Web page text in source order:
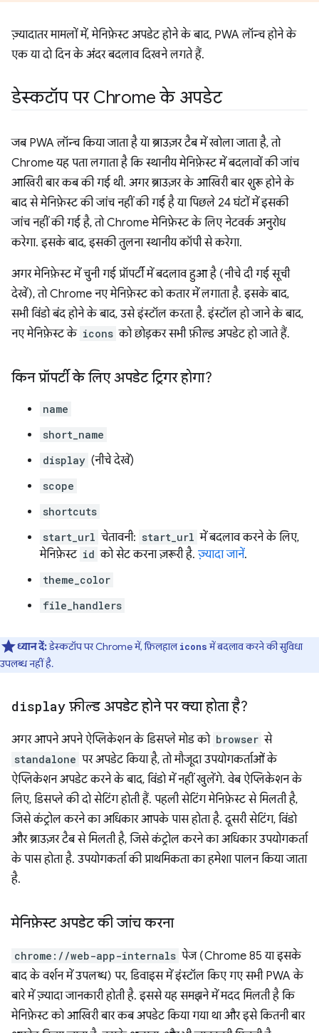
ज़्यादातर मामलों में, मेनिफ़ेस्ट अपडेट होने के बाद, PWA लॉन्च होने के
एक या दो दिन के अंदर बदलाव दिखने लगते हैं.
डेस्कटॉप पर Chrome के अपडेट
जब PWA लॉन्च किया जाता है या ब्राउज़र टैब में खोला जाता है, तो
Chrome यह पता लगाता है कि स्थानीय मेनिफ़ेस्ट में बदलावों की जांच
आखिरी बार कब की गई थी. अगर ब्राउज़र के आखिरी बार शुरू होने के
बाद से मेनिफ़ेस्ट की जांच नहीं की गई है या पिछले 24 घंटों में इसकी
जांच नहीं की गई है, तो Chrome मेनिफ़ेस्ट के लिए नेटवर्क अनुरोध
करेगा. इसके बाद, इसकी तुलना स्थानीय कॉपी से करेगा.
अगर मेनिफ़ेस्ट में चुनी गई प्रॉपर्टी में बदलाव हुआ है (नीचे दी गई सूची
देखें), तो Chrome नए मेनिफ़ेस्ट को कतार में लगाता है. इसके बाद,
सभी विंडो बंद होने के बाद, उसे इंस्टॉल करता है. इंस्टॉल हो जाने के बाद,
नए मेनिफ़ेस्ट के icons को छोड़कर सभी फ़ील्ड अपडेट हो जाते हैं.
किन प्रॉपर्टी के लिए अपडेट ट्रिगर होगा?
name
short_name
display (नीचे देखें)
scope
shortcuts
start_url चेतावनी: start_url में बदलाव करने के लिए,
मेनिफ़ेस्ट id को सेट करना ज़रूरी है. ज़्यादा जानें.
theme_color
file_handlers
ध्यान दें:डेस्कटॉप पर Chrome में, फ़िलहालiconsमें बदलाव करने की सुविधा
उपलब्ध नहीं है.
display फ़ील्ड अपडेट होने पर क्या होता है?
अगर आपने अपने ऐप्लिकेशन के डिसप्ले मोड को browser से
standalone पर अपडेट किया है, तो मौजूदा उपयोगकर्ताओं के
ऐप्लिकेशन अपडेट करने के बाद, विंडो में नहीं खुलेंगे. वेब ऐप्लिकेशन के
लिए, डिसप्ले की दो सेटिंग होती हैं. पहली सेटिंग मेनिफ़ेस्ट से मिलती है,
जिसे कंट्रोल करने का अधिकार आपके पास होता है. दूसरी सेटिंग, विंडो
और ब्राउज़र टैब से मिलती है, जिसे कंट्रोल करने का अधिकार उपयोगकर्ता
के पास होता है. उपयोगकर्ता की प्राथमिकता का हमेशा पालन किया जाता
है.
मेनिफ़ेस्ट अपडेट की जांच करना
chrome://web-app-internals पेज (Chrome 85 या इसके
बाद के वर्शन में उपलब्ध) पर, डिवाइस में इंस्टॉल किए गए सभी PWA के
बारे में ज़्यादा जानकारी होती है. इससे यह समझने में मदद मिलती है कि
मेनिफ़ेस्ट को आखिरी बार कब अपडेट किया गया था और इसे कितनी बार